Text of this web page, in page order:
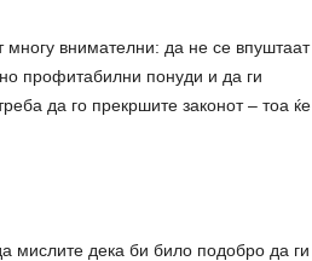
внимателни: да не се впуштаат
профитабилни понуди и да ги
да го прекршите законот – тоа ќе
мислите дека би било подобро да ги